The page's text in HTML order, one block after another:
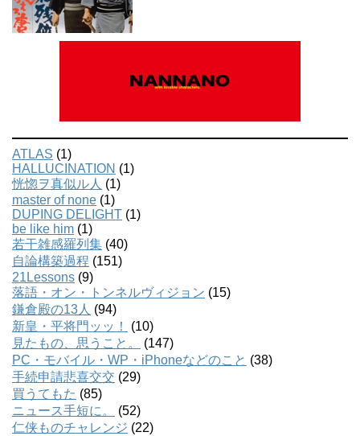
ATLAS (1)
HALLUCINATION (1)
恍惚ヲ真似ル人 (1)
master of none (1)
DUPING DELIGHT (1)
be like him (1)
若干雑感羅列集 (40)
自論構築過程 (151)
21Lessons (9)
落語・オン・トンネルヴィジョン (15)
鎌倉殿の13人 (94)
新皇・平将門ッッ！
(10)
見たもの、思うこと。
(147)
PC・モバイル・WP・iPhoneなどのこと (38)
手続申請悲喜交交 (29)
買うてもた (85)
ニュース手短に。
(52)
仁侠ものチャレンジ (22)